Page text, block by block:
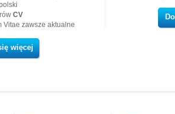
CV
Vitae zawsze aktualne
więcej